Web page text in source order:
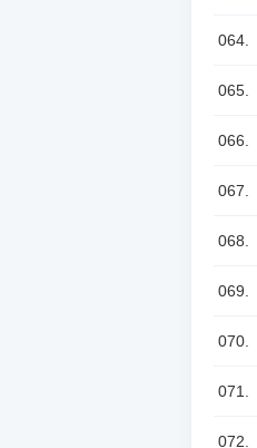
064.
065.
066.
067.
068.
069.
070.
071.
072.